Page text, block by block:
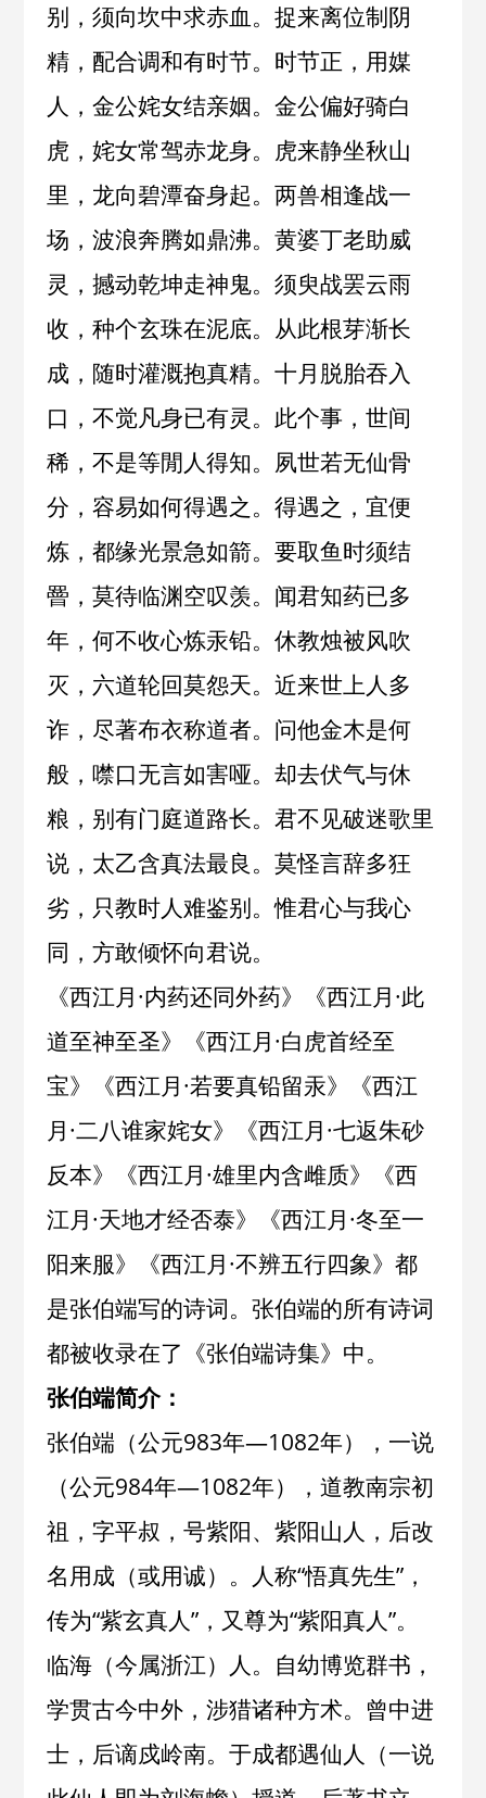
别，须向坎中求赤血。捉来离位制阴
精，配合调和有时节。时节正，用媒
人，金公姹女结亲姻。金公偏好骑白
虎，姹女常驾赤龙身。虎来静坐秋山
里，龙向碧潭奋身起。两兽相逢战一
场，波浪奔腾如鼎沸。黄婆丁老助威
灵，撼动乾坤走神鬼。须臾战罢云雨
收，种个玄珠在泥底。从此根芽渐长
成，随时灌溉抱真精。十月脱胎吞入
口，不觉凡身已有灵。此个事，世间
稀，不是等閒人得知。夙世若无仙骨
分，容易如何得遇之。得遇之，宜便
炼，都缘光景急如箭。要取鱼时须结
罾，莫待临渊空叹羡。闻君知药已多
年，何不收心炼汞铅。休教烛被风吹
灭，六道轮回莫怨天。近来世上人多
诈，尽著布衣称道者。问他金木是何
般，噤口无言如害哑。却去伏气与休
粮，别有门庭道路长。君不见破迷歌里
说，太乙含真法最良。莫怪言辞多狂
劣，只教时人难鉴别。惟君心与我心
同，方敢倾怀向君说。
《西江月·内药还同外药》《西江月·此
道至神至圣》《西江月·白虎首经至
宝》《西江月·若要真铅留汞》《西江
月·二八谁家姹女》《西江月·七返朱砂
反本》《西江月·雄里内含雌质》《西
江月·天地才经否泰》《西江月·冬至一
阳来服》《西江月·不辨五行四象》都
是张伯端写的诗词。张伯端的所有诗词
都被收录在了《张伯端诗集》中。
张伯端简介：
张伯端（公元983年—1082年），一说
（公元984年—1082年），道教南宗初
祖，字平叔，号紫阳、紫阳山人，后改
名用成（或用诚）。人称“悟真先生”，
传为“紫玄真人”，又尊为“紫阳真人”。
临海（今属浙江）人。自幼博览群书，
学贯古今中外，涉猎诸种方术。曾中进
士，后谪戍岭南。于成都遇仙人（一说